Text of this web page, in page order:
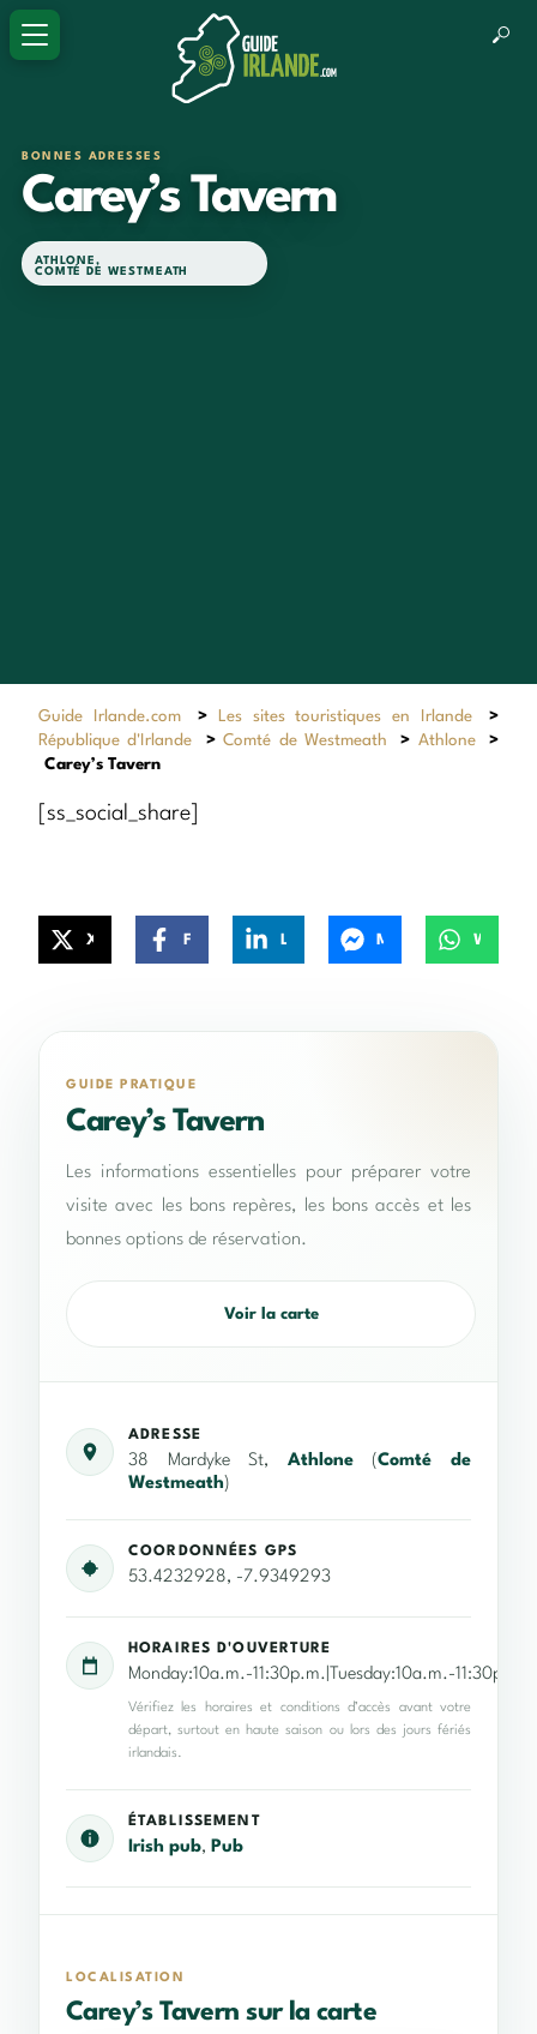
BONNES ADRESSES
Carey’s Tavern
ATHLONE ,
COMTÉ DE WESTMEATH
Guide Irlande.com > Les sites touristiques en Irlande
>
République d'Irlande
>Comté de Westmeath > Athlone
>
Carey’s Tavern
[ss_social_share]
GUIDE PRATIQUE
Carey’s Tavern
Les informations essentielles pour préparer votre
visite avec les bons repères, les bons accès et les
bonnes options de réservation.
Voir la carte
ADRESSE
38 Mardyke St, Athlone(Comté de
Westmeath)
COORDONNÉES GPS
53.4232928, -7.9349293
HORAIRES D'OUVERTURE
Monday:10a.m.-11:30p.m.|Tuesday:10a.m.-
Vérifiez les horaires et conditions d’accès avant votre
départ, surtout en haute saison ou lors des jours fériés
irlandais.
ÉTABLISSEMENT
Irish pub, Pub
LOCALISATION
Carey’s Tavern sur la carte